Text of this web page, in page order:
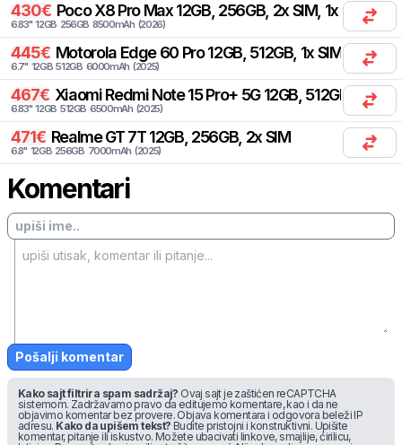
430€ Poco X8 Pro Max 12GB, 256GB, 2x SIM, 1x eSIM
6.83" 12GB 256GB 8500mAh (2026)
445€ Motorola Edge 60 Pro 12GB, 512GB, 1x SIM, 1x eSIM
6.7" 12GB 512GB 6000mAh (2025)
467€ Xiaomi Redmi Note 15 Pro+ 5G 12GB, 512GB, 1x
6.83" 12GB 512GB 6500mAh (2025)
471€ Realme GT 7T 12GB, 256GB, 2x SIM
6.8" 12GB 256GB 7000mAh (2025)
Komentari
Pošalji komentar
Kako sajt filtrira spam sadržaj? Ovaj sajt je zaštićen reCAPTCHA
sistemom. Zadržavamo pravo da editujemo komentare, kao i da ne
objavimo komentar bez provere. Objava komentara i odgovora beleži IP
adresu. Kako da upišem tekst? Budite pristojni i konstruktivni. Upišite
komentar, pitanje ili iskustvo. Možete ubacivati linkove, smajlije, ćirilicu,